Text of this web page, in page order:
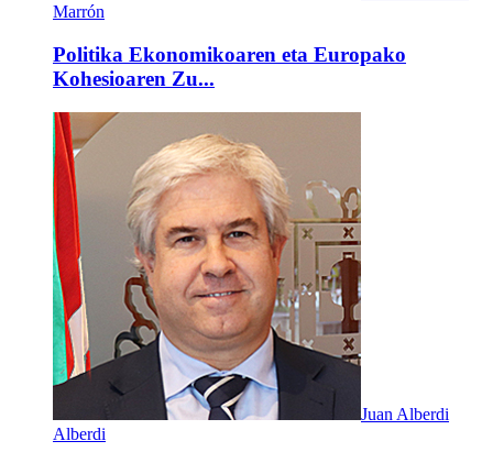
Marrón
Politika Ekonomikoaren eta Europako
Kohesioaren Zu...
Juan Alberdi
Alberdi